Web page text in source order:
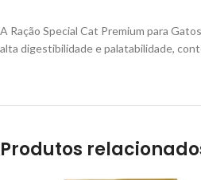
A Ração Special Cat Premium para
alta digestibilidade e palatabilidade,
Produtos